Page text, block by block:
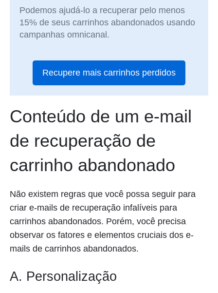
Podemos ajudá-lo a recuperar pelo menos
15% de seus carrinhos abandonados usando
campanhas omnicanal.
Recupere mais carrinhos perdidos
Conteúdo de um e-mail
de recuperação de
carrinho abandonado
Não existem regras que você possa seguir para
criar e-mails de recuperação infalíveis para
carrinhos abandonados. Porém, você precisa
observar os fatores e elementos cruciais dos e-
mails de carrinhos abandonados.
A. Personalização